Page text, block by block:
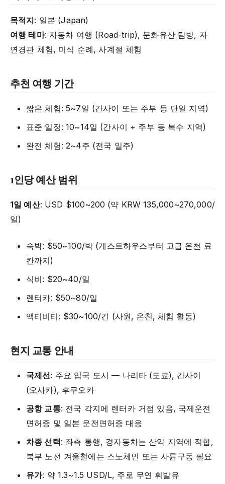
목적지: 일본 (Japan)
여행 테마: 자동차 여행 (Road-trip), 문화유산 탐방, 자
연경관 체험, 미식 순례, 사계절 체험
추천 여행 기간
짧은 체험: 5~7일 (간사이 또는 주부 등 단일 지역)
표준 일정: 10~14일 (간사이 + 주부 등 복수 지역)
완전 체험: 2~4주 (전국 일주)
1인당 예산 범위
1일 예산: USD $100~200 (약 KRW 135,000~270,000/
일)
숙박: $50~100/박 (게스트하우스부터 고급 온천 료
칸까지)
식비: $20~40/일
렌터카: $50~80/일
액티비티: $30~100/건 (사원, 온천, 체험 활동)
현지 교통 안내
국제선: 주요 입국 도시 — 나리타 (도쿄), 간사이
(오사카), 후쿠오카
공항 교통: 전국 각지에 렌터카 거점 있음, 국제운전
면허증 및 일본 운전면허증 대응
차종 선택: 좌측 통행, 경자동차는 산악 지역에 적합,
북부 노선 겨울철에는 스노체인 또는 사륜구동 필요
유가: 약 1.3~1.5 USD/L, 주로 무연 휘발유